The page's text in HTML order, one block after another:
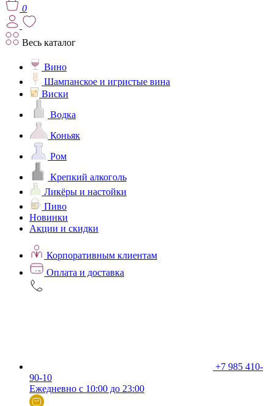
0
Весь каталог
Вино
Шампанское и игристые вина
Виски
Водка
Коньяк
Ром
Крепкий алкоголь
Ликёры и настойки
Пиво
Новинки
Акции и скидки
Корпоративным клиентам
Оплата и доставка
+7 985 410-
90-10
Ежедневно с 10:00 до 23:00